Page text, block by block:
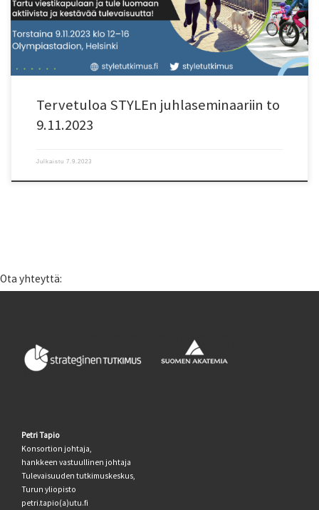
käsittelevät teemoja aktiivisten kulkutapojen, liikennejärjestelmän
kehittämisen, fyysisen aktiivisuuden, lasten ja nuorten harrastustoiminnan
sekä liikuntaliiketoiminnan […]
Tervetuloa STYLEn juhlaseminaariin to
9.11.2023
Julkaistu 7.9.2023
Ota yhteyttä:
Petri Tapio
Konsortion johtaja,
hankkeen vastuullinen johtaja
Tulevaisuuden tutkimuskeskus,
Turun yliopisto
petri.tapio(a)utu.fi